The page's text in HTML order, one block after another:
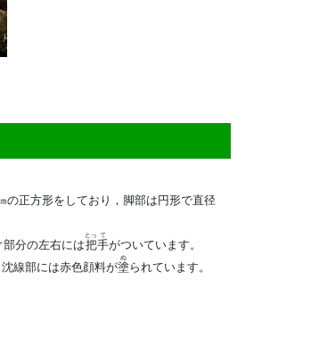
正方形をしており，脚部は円形で直径
分の左右には把
とっ
手
て
がついています。
線部には赤色顔料が塗
ぬ
られています。